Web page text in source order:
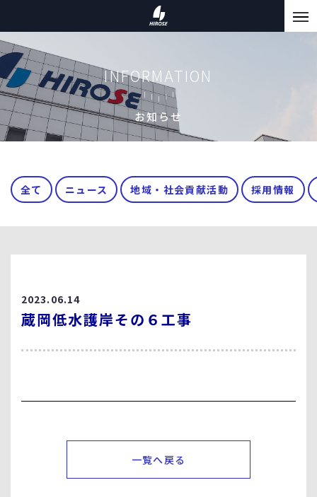
INFORMATION
お知らせ
全て ニュース 地域・社会貢献活動 採用情報
2023.06.14
蔵岡低水護岸その６工事
一覧へ戻る